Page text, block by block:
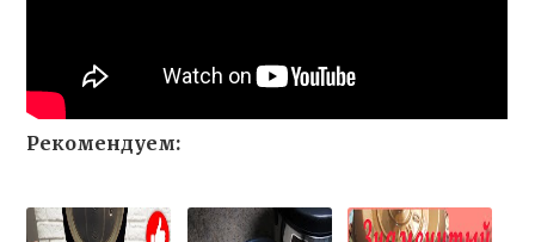
Рекомендуем: